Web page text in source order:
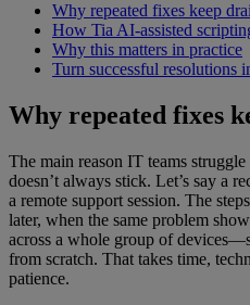
Why repeated fixes keep
How Tia AI-assisted
Why this matters in practice
Turn successful resolutions
Why repeated fixes
The main reason IT teams
doesn’t always stick. Let’s say a
a remote support session. The
later, when the same problem
across a whole group of
from scratch. That takes time,
patience.